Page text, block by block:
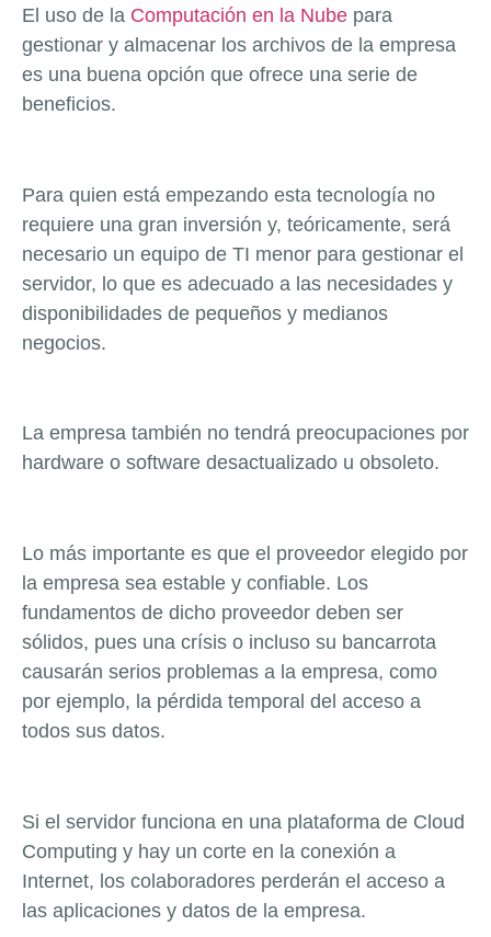
El uso de la Computación en la Nube para
gestionar y almacenar los archivos de la empresa
es una buena opción que ofrece una serie de
beneficios.
Para quien está empezando esta tecnología no
requiere una gran inversión y, teóricamente, será
necesario un equipo de TI menor para gestionar el
servidor, lo que es adecuado a las necesidades y
disponibilidades de pequeños y medianos
negocios.
La empresa también no tendrá preocupaciones por
hardware o software desactualizado u obsoleto.
Lo más importante es que el proveedor elegido por
la empresa sea estable y confiable. Los
fundamentos de dicho proveedor deben ser
sólidos, pues una crísis o incluso su bancarrota
causarán serios problemas a la empresa, como
por ejemplo, la pérdida temporal del acceso a
todos sus datos.
Si el servidor funciona en una plataforma de Cloud
Computing y hay un corte en la conexión a
Internet, los colaboradores perderán el acceso a
las aplicaciones y datos de la empresa.